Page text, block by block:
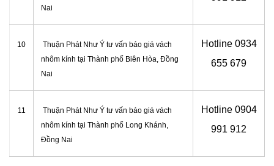
Nai
10
Thuận Phát Như Ý tư vấn báo giá vách
nhôm kính tại Thành phố Biên Hòa, Đồng
Nai
Hotline 0934
655 679
11
Thuận Phát Như Ý tư vấn báo giá vách
nhôm kính tại Thành phố Long Khánh,
Đồng Nai
Hotline 0904
991 912